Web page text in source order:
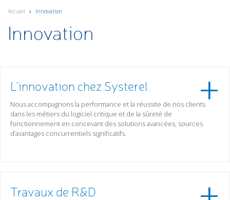
Accueil Innovation
Innovation
L’innovation chez Systerel
Nous accompagnons la performance et la réussite de nos clients
dans les métiers du logiciel critique et de la sûreté de
fonctionnement en concevant des solutions avancées, sources
d’avantages concurrentiels significatifs.
Travaux de R&D